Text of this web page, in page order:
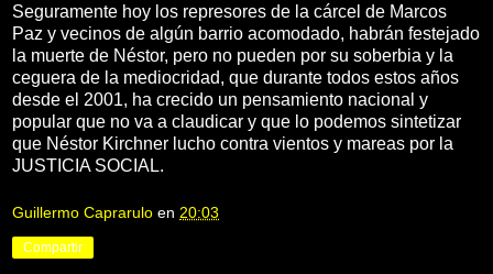
Seguramente hoy los represores de la cárcel de Marcos
Paz y vecinos de algún barrio acomodado, habrán festejado
la muerte de Néstor, pero no pueden por su soberbia y la
ceguera de la mediocridad, que durante todos estos años
desde el 2001, ha crecido un pensamiento nacional y
popular que no va a claudicar y que lo podemos sintetizar
que Néstor Kirchner lucho contra vientos y mareas por la
JUSTICIA SOCIAL.
Guillermo Caprarulo en 20:03
Compartir